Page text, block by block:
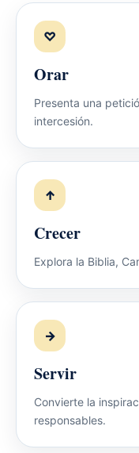
♡
Orar
Presenta una
intercesión.
↑
Crecer
Explora la Biblia,
→
Servir
Convierte la
responsables.